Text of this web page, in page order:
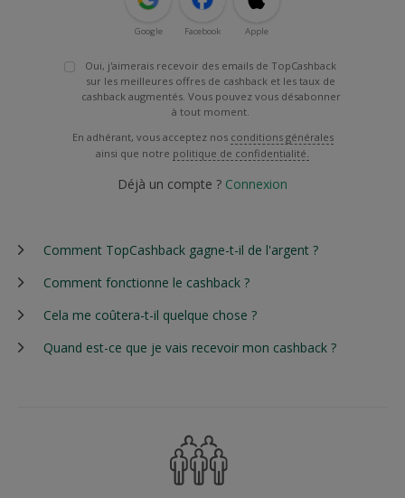
Google Facebook Apple
Oui, j'aimerais recevoir des emails de TopCashback
sur les meilleures offres de cashback et les taux de
cashback augmentés. Vous pouvez vous désabonner
à tout moment.
En adhérant, vous acceptez nos conditions générales
ainsi que notre politique de confidentialité.
Déjà un compte ? Connexion
Comment TopCashback gagne-t-il de l'argent ?
Comment fonctionne le cashback ?
Cela me coûtera-t-il quelque chose ?
Quand est-ce que je vais recevoir mon cashback ?